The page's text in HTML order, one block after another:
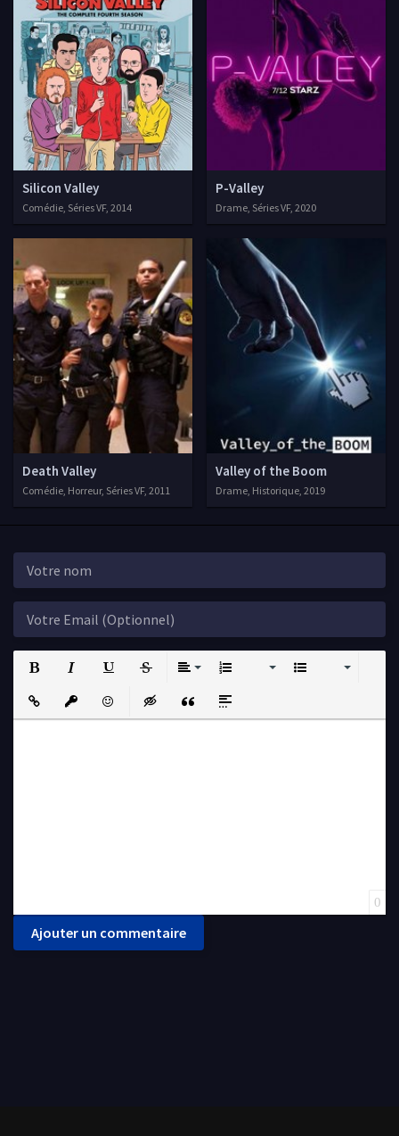
Silicon Valley
Comédie, Séries VF, 2014
P-Valley
Drame, Séries VF, 2020
Death Valley
Comédie, Horreur, Séries VF, 2011
Valley of the Boom
Drame, Historique, 2019
Strikethrough
Insert LinkInsert protected link
EmoticonsInsert hidden text
Insert QuoteInsert spoiler
0
Ajouter un commentaire